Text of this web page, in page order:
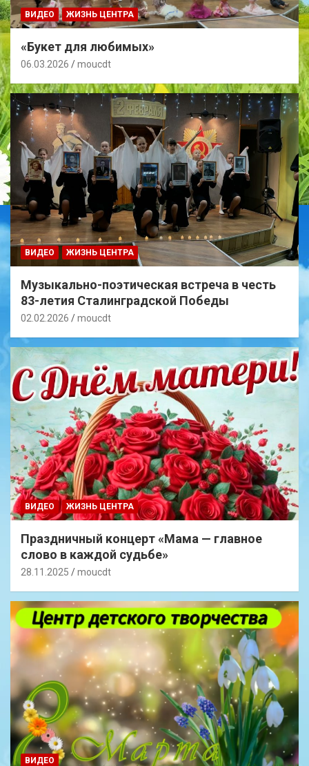
ВИДЕО ЖИЗНЬ ЦЕНТРА
«Букет для любимых»
06.03.2026 moucdt
ВИДЕО ЖИЗНЬ ЦЕНТРА
Музыкально-поэтическая встреча в честь
83-летия Сталинградской Победы
02.02.2026 moucdt
ВИДЕО ЖИЗНЬ ЦЕНТРА
Праздничный концерт «Мама — главное
слово в каждой судьбе»
28.11.2025 moucdt
ВИДЕО